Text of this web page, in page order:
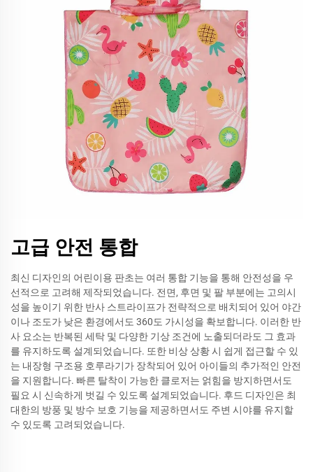
고급 안전 통합
최신 디자인의 어린이용 판초는 여러 통합 기능을 통해 안전성을 우
선적으로 고려해 제작되었습니다. 전면, 후면 및 팔 부분에는 고의시
성을 높이기 위한 반사 스트라이프가 전략적으로 배치되어 있어 야간
이나 조도가 낮은 환경에서도 360도 가시성을 확보합니다. 이러한 반
사 요소는 반복된 세탁 및 다양한 기상 조건에 노출되더라도 그 효과
를 유지하도록 설계되었습니다. 또한 비상 상황 시 쉽게 접근할 수 있
는 내장형 구조용 호루라기가 장착되어 있어 아이들의 추가적인 안전
을 지원합니다. 빠른 탈착이 가능한 클로저는 얽힘을 방지하면서도
필요 시 신속하게 벗길 수 있도록 설계되었습니다. 후드 디자인은 최
대한의 방풍 및 방수 보호 기능을 제공하면서도 주변 시야를 유지할
수 있도록 고려되었습니다.